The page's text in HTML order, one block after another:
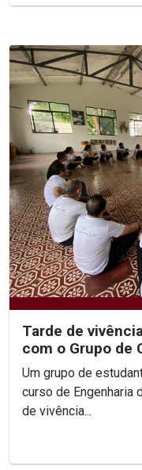
Tarde de
com o Grupo de
Um grupo de
curso de Engenharia
de vivência...